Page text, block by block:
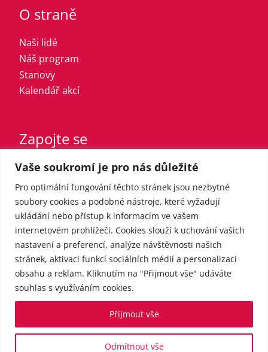
Vaše soukromí je pro nás důležité
Pro optimální fungování těchto stránek jsou nezbytné
soubory cookies a podobné nástroje, které vyžadují
ukládání nebo přístup k informacím ve vašem
internetovém prohlížeči. Cookies slouží k uchování vašich
nastavení a preferencí, analýze návštěvnosti našich
stránek, aktivaci funkcí sociálních médií a personalizaci
obsahu a reklam. Kliknutím na "Přijmout vše" udáváte
souhlas s využíváním cookies.
Odmítnout vše
Přijmout vše
O straně
Naši lidé
Náš program
Stanovy
Kalendář akcí
Zapojte se
Vstupte do strany
Registrovaný sympatizant
Přispějte finančně
Pro média
Kontakt
Tiskové zprávy